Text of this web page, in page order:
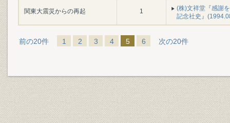
関東大震災からの再起 1
(株)文祥堂『感謝
記念社史』
前の20件 1 2 3 4 5 6 次の20件